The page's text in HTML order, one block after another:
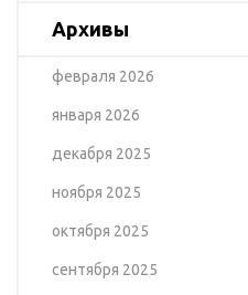
Архивы
февраля 2026
января 2026
декабря 2025
ноября 2025
октября 2025
сентября 2025